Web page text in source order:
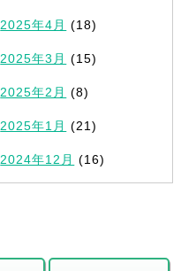
2025年4月 (18)
2025年3月 (15)
2025年2月 (8)
2025年1月 (21)
2024年12月 (16)